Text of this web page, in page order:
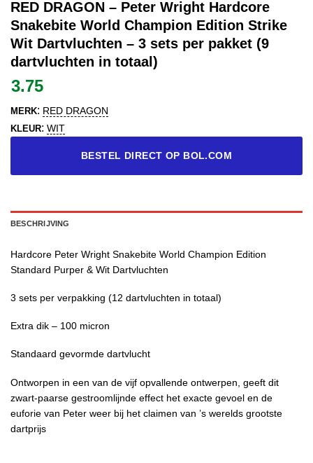
RED DRAGON – Peter Wright Hardcore
Snakebite World Champion Edition Strike
Wit Dartvluchten – 3 sets per pakket (9
dartvluchten in totaal)
3.75
MERK: RED DRAGON
KLEUR: WIT
BESTEL DIRECT OP BOL.COM
BESCHRIJVING
Hardcore Peter Wright Snakebite World Champion Edition
Standard Purper & Wit Dartvluchten
3 sets per verpakking (12 dartvluchten in totaal)
Extra dik – 100 micron
Standaard gevormde dartvlucht
Ontworpen in een van de vijf opvallende ontwerpen, geeft dit
zwart-paarse gestroomlijnde effect het exacte gevoel en de
euforie van Peter weer bij het claimen van ’s werelds grootste
dartprijs